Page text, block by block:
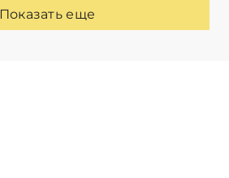
Показать еще